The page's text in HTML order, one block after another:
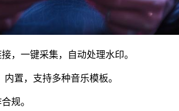
，一键采集，自动处理水印。
置，支持多种音乐模板。
规。